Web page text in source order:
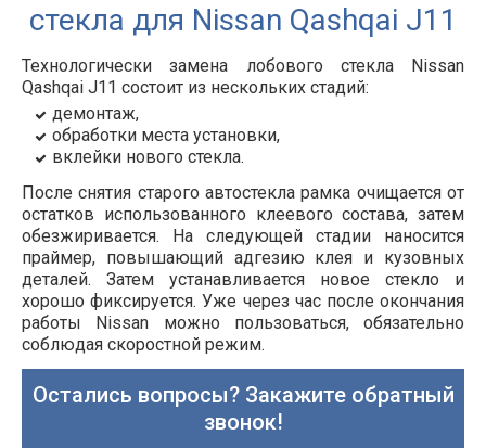
стекла для Nissan Qashqai J11
Технологически замена лобового стекла Nissan
Qashqai J11 состоит из нескольких стадий:
демонтаж,
обработки места установки,
вклейки нового стекла.
После снятия старого автостекла рамка очищается от
остатков использованного клеевого состава, затем
обезжиривается. На следующей стадии наносится
праймер, повышающий адгезию клея и кузовных
деталей. Затем устанавливается новое стекло и
хорошо фиксируется. Уже через час после окончания
работы Nissan можно пользоваться, обязательно
соблюдая скоростной режим.
Остались вопросы? Закажите обратный
звонок!